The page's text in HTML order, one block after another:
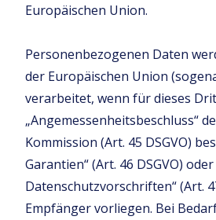
Europäischen Union.
Personenbezogenen Daten
der Europäischen Union
verarbeitet, wenn für dieses
„Angemessenheitsbeschluss“
Kommission (Art. 45 DSGVO)
Garantien“ (Art. 46 DSGVO)
Datenschutzvorschriften“ (Art.
Empfänger vorliegen. Bei